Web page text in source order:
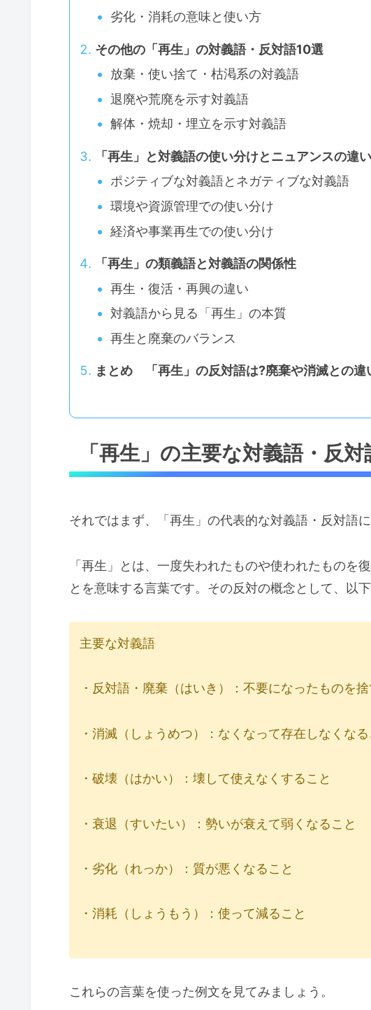
劣化・消耗の意味と使い方
その他の「再生」の対義語・反対語10選
放棄・使い捨て・枯渇系の対義語
退廃や荒廃を示す対義語
解体・焼却・埋立を示す対義語
「再生」と対義語の使い分けとニュアンスの違い
ポジティブな対義語とネガティブな対義語
環境や資源管理での使い分け
経済や事業再生での使い分け
「再生」の類義語と対義語の関係性
再生・復活・再興の違い
対義語から見る「再生」の本質
再生と廃棄のバランス
まとめ 「再生」の反対語は?廃棄や消滅との違
「再生」の主要な対義語・反
それではまず、「再生」の代表的な対義語・反対語
「再生」とは、一度失われたものや使われたものを
とを意味する言葉です。その反対の概念として、以
主要な対義語
・反対語・廃棄（はいき）：不要になったものを捨
・消滅（しょうめつ）：なくなって存在しなくなる
・破壊（はかい）：壊して使えなくすること
・衰退（すいたい）：勢いが衰えて弱くなること
・劣化（れっか）：質が悪くなること
・消耗（しょうもう）：使って減ること
これらの言葉を使った例文を見てみましょう。